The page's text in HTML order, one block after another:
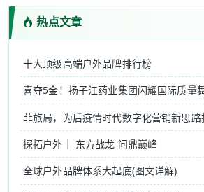
热点文章
十大顶级高端户外品牌排行榜
喜夺5金！扬子江药业集团闪耀国际质量
菲旅局，为后疫情时代数字化营销新思路
探拓户外｜ 东方战龙 问鼎巅峰
全球户外品牌体系大起底(图文详解)